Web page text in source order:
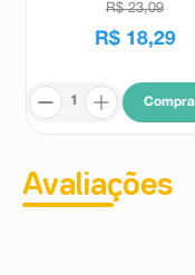
R$ 23,09
R$ 18,29
Avaliações